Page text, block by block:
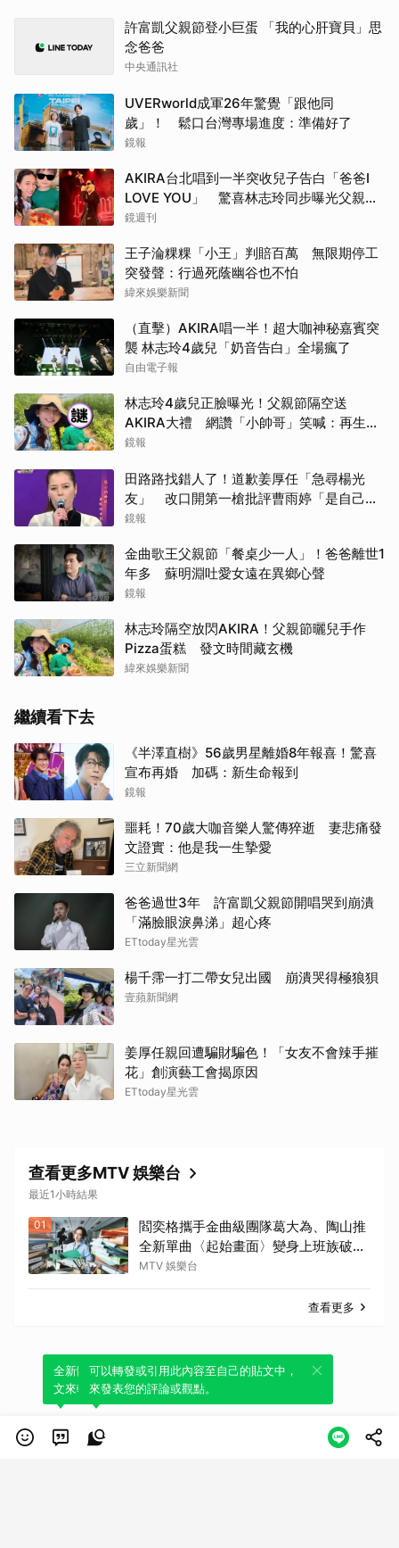
許富凱父親節登小巨蛋 「我的心肝寶貝」思
念爸爸
中央通訊社
UVERworld成軍26年驚覺「跟他同
歲」！ 鬆口台灣專場進度：準備好了
鏡報
AKIRA台北唱到一半突收兒子告白「爸爸I
LOVE YOU」 驚喜林志玲同步曝光父親節
「披薩蛋糕」
鏡週刊
王子淪粿粿「小王」判賠百萬 無限期停工
突發聲：行過死蔭幽谷也不怕
緯來娛樂新聞
（直擊）AKIRA唱一半！超大咖神秘嘉賓突
襲 林志玲4歲兒「奶音告白」全場瘋了
自由電子報
林志玲4歲兒正臉曝光！父親節隔空送
AKIRA大禮 網讚「小帥哥」笑喊：再生一
個
鏡報
田路路找錯人了！道歉姜厚任「急尋楊光
友」 改口開第一槍批評曹雨婷「是自己太
衝動」
鏡報
金曲歌王父親節「餐桌少一人」！爸爸離世1
年多 蘇明淵吐愛女遠在異鄉心聲
鏡報
林志玲隔空放閃AKIRA！父親節曬兒手作
Pizza蛋糕 發文時間藏玄機
緯來娛樂新聞
繼續看下去
《半澤直樹》56歲男星離婚8年報喜！驚喜
宣布再婚 加碼：新生命報到
鏡報
噩耗！70歲大咖音樂人驚傳猝逝 妻悲痛發
文證實：他是我一生摯愛
三立新聞網
爸爸過世3年 許富凱父親節開唱哭到崩潰
「滿臉眼淚鼻涕」超心疼
ETtoday星光雲
楊千霈一打二帶女兒出國 崩潰哭得極狼狽
壹蘋新聞網
姜厚任親回遭騙財騙色！「女友不會辣手摧
花」創演藝工會揭原因
ETtoday星光雲
查看更多MTV 娛樂台
最近1小時結果
01
閻奕格攜手金曲級團隊葛大為、陶山推
全新單曲〈起始畫面〉變身上班族破關
冒險
MTV 娛樂台
查看更多
全新體驗！一鍵引用此內容，透過發布貼
文來輕鬆表達個人立場。
可以轉發或引用此內容至自己的貼文中，
來發表您的評論或觀點。